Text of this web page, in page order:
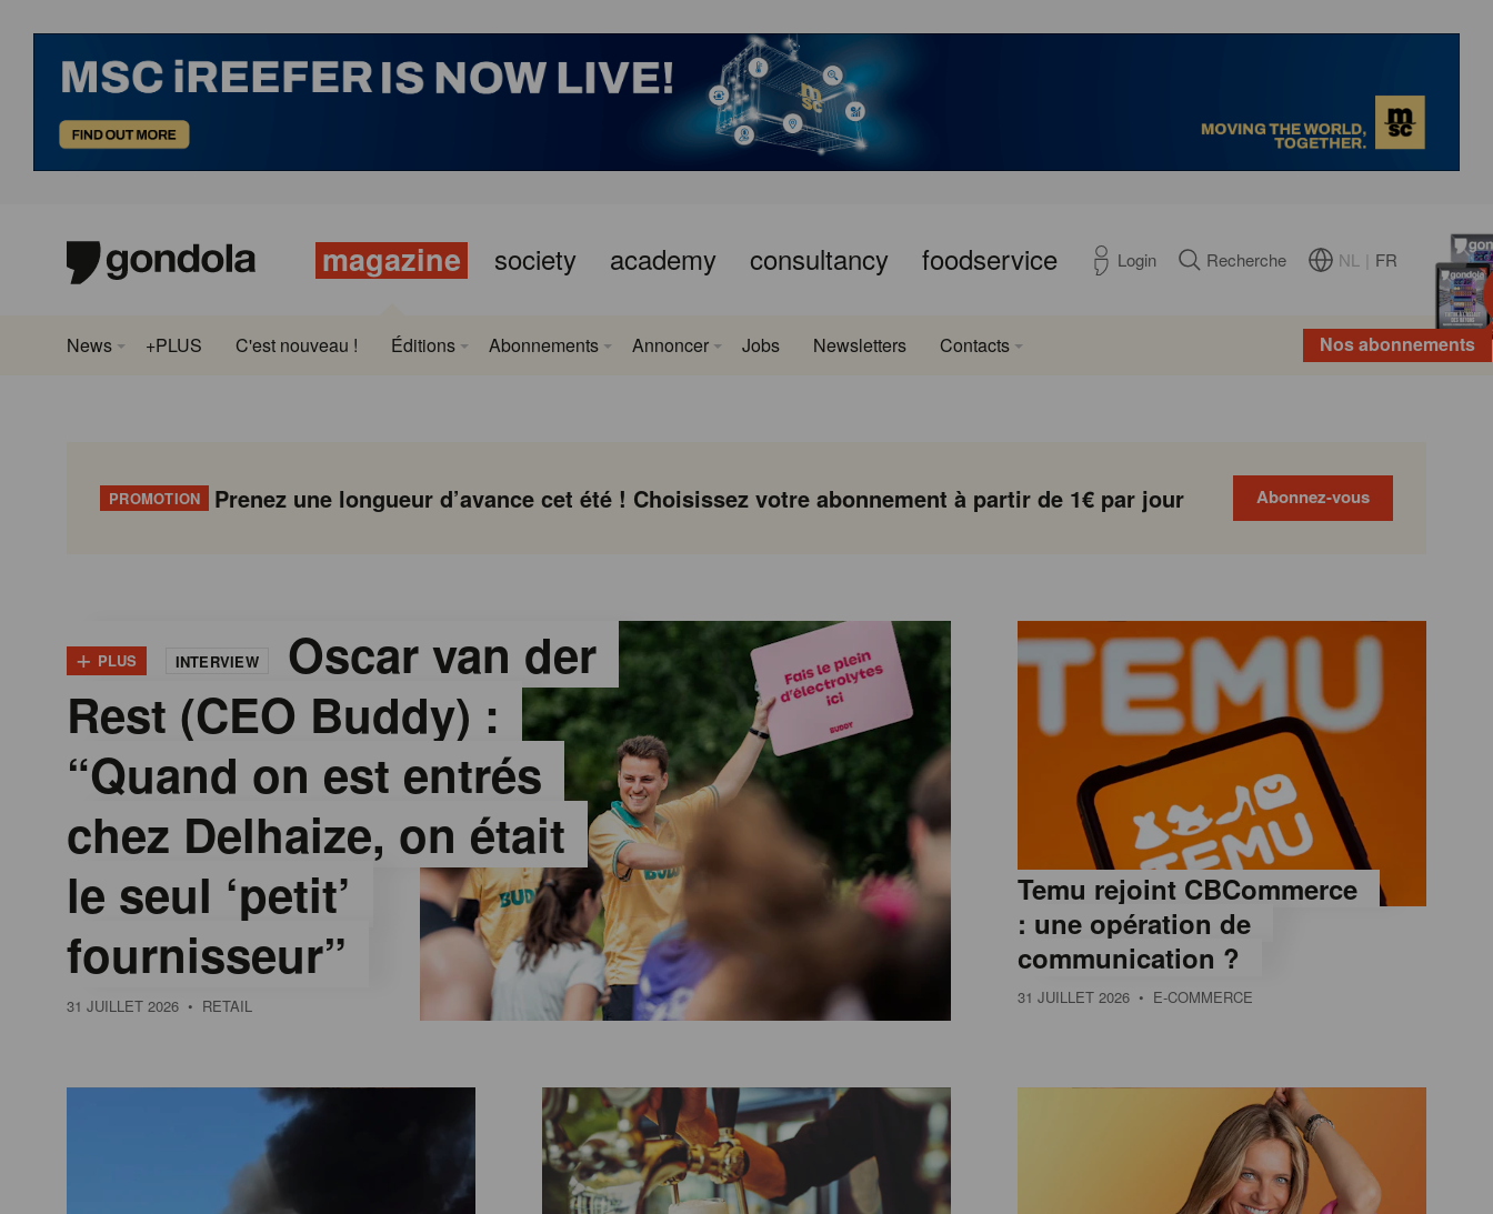
magazine society academy consultancy foodservice Login Recherche NL FR
Nos abonnements
News +PLUS C'est nouveau ! Éditions Abonnements Annoncer Jobs Newsletters Contacts
PROMOTION Prenez une longueur d’avance cet été ! Choisissez votre abonnement à partir de 1€ par jour Abonnez-vous
+ PLUS INTERVIEW
Oscar van der
Rest (CEO Buddy) :
“Quand on est entrés
chez Delhaize, on était
le seul ‘petit’
fournisseur”
31 JUILLET 2026 • RETAIL
Temu rejoint CBCommerce
: une opération de
communication ?
31 JUILLET 2026 • E-COMMERCE